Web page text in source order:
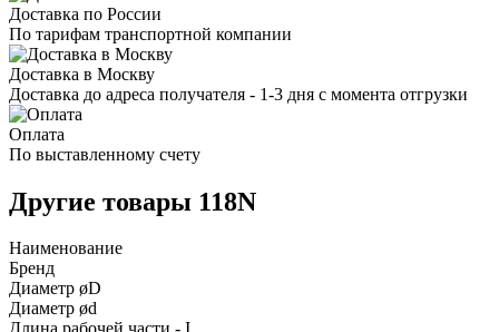
Доставка по России
По тарифам транспортной компании
Доставка в Москву
Доставка до адреса получателя - 1-3 дня с момента отгрузки
Оплата
По выставленному счету
Другие товары 118N
Наименование
Бренд
Диаметр øD
Диаметр ød